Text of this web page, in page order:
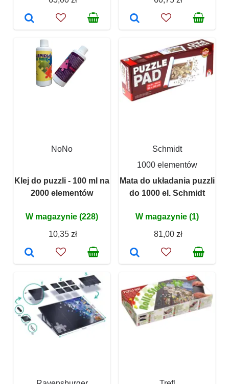
NoNo
Klej do puzzli - 100 ml na
2000 elementów
W magazynie (228)
10,35 zł
Schmidt
1000 elementów
Mata do układania puzzli
do 1000 el. Schmidt
W magazynie (1)
81,00 zł